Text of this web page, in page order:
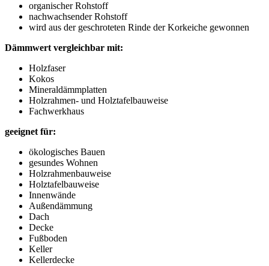
organischer Rohstoff
nachwachsender Rohstoff
wird aus der geschroteten Rinde der Korkeiche gewonnen
Dämmwert vergleichbar mit:
Holzfaser
Kokos
Mineraldämmplatten
Holzrahmen- und Holztafelbauweise
Fachwerkhaus
geeignet für:
ökologisches Bauen
gesundes Wohnen
Holzrahmenbauweise
Holztafelbauweise
Innenwände
Außendämmung
Dach
Decke
Fußboden
Keller
Kellerdecke